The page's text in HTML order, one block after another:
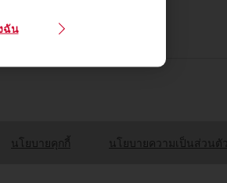
ฉัน
นโยบายคุกกี้ นโยบายความเป็นส่วนตัว